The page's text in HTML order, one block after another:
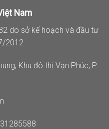
Nam
do sở kế hoạch và đầu tư
2012
Khu đô thị Vạn Phúc, P.